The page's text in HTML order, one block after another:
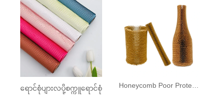
ရောင်စုံပျားလပို့စက္ကူရောင်စုံ